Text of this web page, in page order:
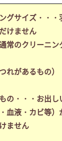
グサイズ・・・
けません
常のクリーニン
れがあるもの）
の・・・お出し
血液・カビ等）
ません